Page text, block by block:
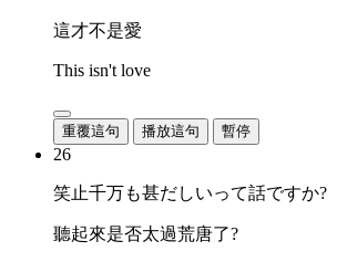
這才不是愛
This isn't love
重覆這句 播放這句 暫停
26
笑止千万も甚だしいって話ですか?
聽起來是否太過荒唐了?